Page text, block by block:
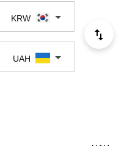
KRW
UAH